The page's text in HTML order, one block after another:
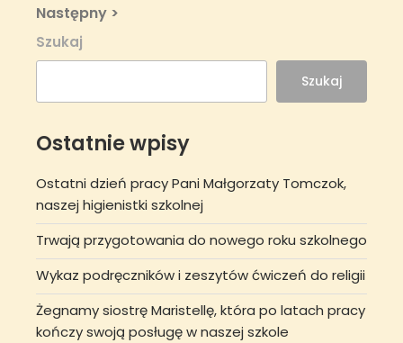
Next
Post
Następny >
Szukaj
Szukaj
Ostatnie wpisy
Ostatni dzień pracy Pani Małgorzaty Tomczok,
naszej higienistki szkolnej
Trwają przygotowania do nowego roku szkolnego
Wykaz podręczników i zeszytów ćwiczeń do religii
Żegnamy siostrę Maristellę, która po latach pracy
kończy swoją posługę w naszej szkole